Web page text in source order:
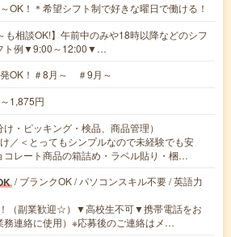
OK！＊希望シフト制で好きな曜日で働ける！
も相談OK!】午前中のみや18時以降などのシフ
ト例▼9:00～12:00▼…
OK！＃8月～ ＃9月～
1,875円
・ピッキング・検品、商品管理）
／＜とってもシンプルなので未経験でも安
レート商品の箱詰め・ラベル貼り・梱…
/ ブランクOK / パソコンスキル不要 / 英語力
（副業歓迎☆）▼高校生不可▼携帯電話をお
務連絡に使用）※応募後のご連絡はメ…